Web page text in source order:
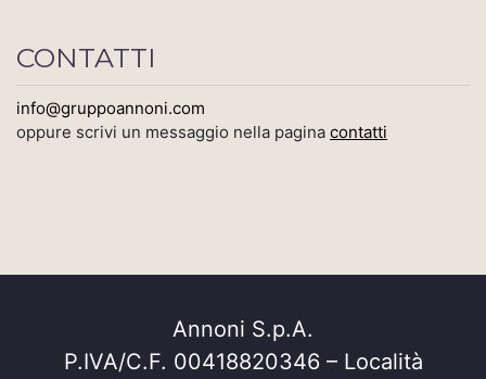
CONTATTI
info@gruppoannoni.com
oppure scrivi un messaggio nella pagina contatti
Annoni S.p.A.
P.IVA/C.F. 00418820346 – Località